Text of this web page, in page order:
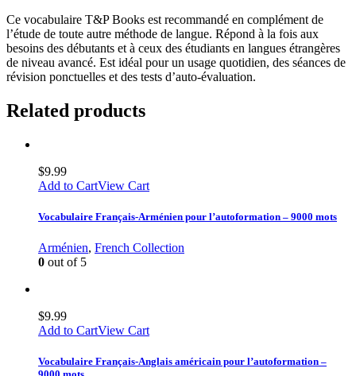
Ce vocabulaire T&P Books est recommandé en complément de
l’étude de toute autre méthode de langue. Répond à la fois aux
besoins des débutants et à ceux des étudiants en langues étrangères
de niveau avancé. Est idéal pour un usage quotidien, des séances de
révision ponctuelles et des tests d’auto-évaluation.
Related products
$9.99
Add to CartView Cart
Vocabulaire Français-Arménien pour l’autoformation – 9000 mots
Arménien, French Collection
0 out of 5
$9.99
Add to CartView Cart
Vocabulaire Français-Anglais américain pour l’autoformation –